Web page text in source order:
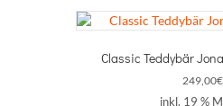
Classic Teddybär
249,00€
inkl. 19 %